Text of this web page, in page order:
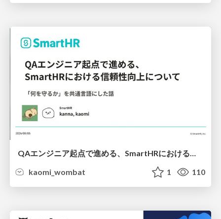
QAエンジニア起点で進める、SmartHRにおける信頼性向上について
kaomi_wombat
1 110